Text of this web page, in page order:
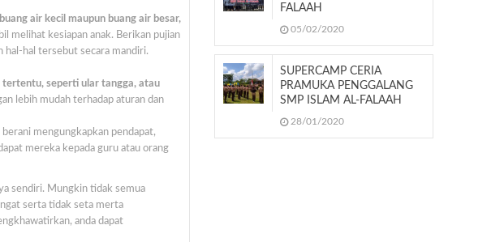
air kecil maupun buang air besar,
melihat kesiapan anak. Berikan pujian
hal-hal tersebut secara mandiri.
seperti ular tangga, atau
lebih mudah terhadap aturan dan
mengungkapkan pendapat,
mereka kepada guru atau orang
sendiri. Mungkin tidak semua
serta tidak seta merta
anda dapat
FALAAH
05/02/2020
SUPERCAMP CERIA
PRAMUKA PENGGALANG
SMP ISLAM AL-FALAAH
28/01/2020